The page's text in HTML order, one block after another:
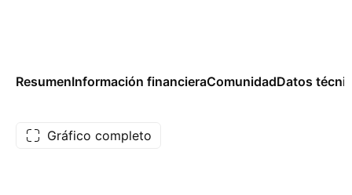
ResumenInformación financieraComunidadDatos
Gráfico completo